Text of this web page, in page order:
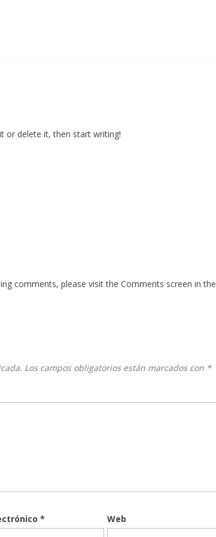
or delete it, then start writing!
comments, please visit the Comments screen in the
Los campos obligatorios están marcados con *
* Web